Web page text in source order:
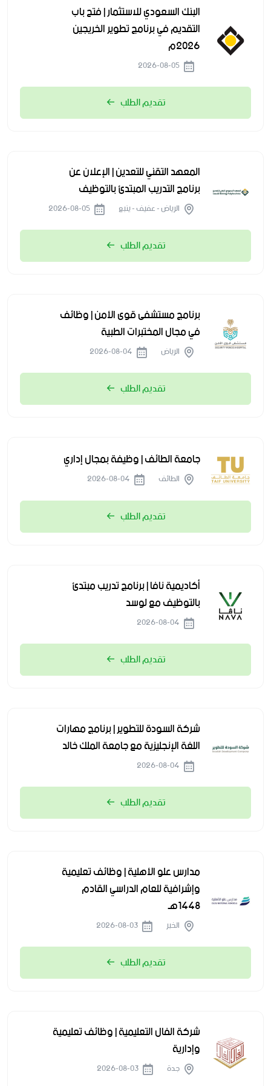
البنك السعودي للاستثمار | فتح باب
التقديم في برنامج تطوير الخريجين
2026م
تقديم الطلب
المعهد التقني للتعدين | الإعلان عن
برنامج التدريب المبتدئ بالتوظيف
الرياض - عفيف - ينبع
تقديم الطلب
برنامج مستشفى قوى الأمن | وظائف
في مجال المختبرات الطبية
الرياض
تقديم الطلب
جامعة الطائف | وظيفة بمجال إداري
الطائف
تقديم الطلب
أكاديمية نافا | برنامج تدريب مبتدئ
بالتوظيف مع لوسد
تقديم الطلب
شركة السودة للتطوير | برنامج مهارات
اللغة الإنجليزية مع جامعة الملك خالد
تقديم الطلب
مدارس علو الأهلية | وظائف تعليمية
وإشرافية للعام الدراسي القادم
1448هـ
الخبر
تقديم الطلب
شركة الفال التعليمية | وظائف تعليمية
وإدارية
جدة